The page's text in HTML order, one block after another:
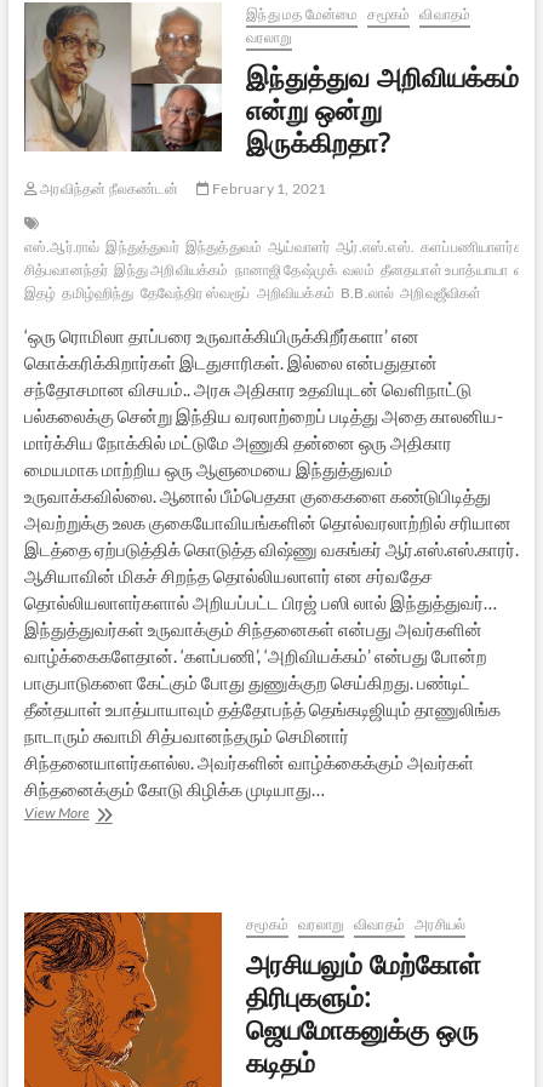
இந்து மத மேன்மை சமூகம்
விவாதம்
வரலாறு
இந்துத்துவ அறிவியக்கம்
என்று ஒன்று
இருக்கிறதா?
அரவிந்தன் நீலகண்டன் February 1, 2021
எஸ்.ஆர்.ராவ் இந்துத்துவர் இந்துத்துவம் ஆய்வாளர் ஆர்.எஸ்.எஸ். களப்பணியாளர்கள்
சித்பவானந்தர் இந்து அறிவியக்கம் நானாஜி தேஷ்முக் வலம் தீனதயாள் உபாத்யாயா
இதழ் தமிழ்ஹிந்து தேவேந்திர ஸ்வரூப் அறிவியக்கம் B.B.லால் அறிவுஜீவிகள்
‘ஒரு ரொமிலா தாப்பரை உருவாக்கியிருக்கிறீர்களா’ என
கொக்கரிக்கிறார்கள் இடதுசாரிகள். இல்லை என்பதுதான்
சந்தோசமான விசயம்.. அரசு அதிகார உதவியுடன் வெளிநாட்டு
பல்கலைக்கு சென்று இந்திய வரலாற்றைப் படித்து அதை காலனிய-
மார்க்சிய நோக்கில் மட்டுமே அணுகி தன்னை ஒரு அதிகார
மையமாக மாற்றிய ஒரு ஆளுமையை இந்துத்துவம்
உருவாக்கவில்லை. ஆனால் பீம்பெதகா குகைகளை கண்டுபிடித்து
அவற்றுக்கு உலக குகையோவியங்களின் தொல்வரலாற்றில் சரியான
இடத்தை ஏற்படுத்திக் கொடுத்த விஷ்ணு வகங்கர் ஆர்.எஸ்.எஸ்.காரர்.
ஆசியாவின் மிகச் சிறந்த தொல்லியலாளர் என சர்வதேச
தொல்லியலாளர்களால் அறியப்பட்ட பிரஜ் பஸி லால் இந்துத்துவர்…
இந்துத்துவர்கள் உருவாக்கும் சிந்தனைகள் என்பது அவர்களின்
வாழ்க்கைகளேதான். ‘களப்பணி’, ‘அறிவியக்கம்’ என்பது போன்ற
பாகுபாடுகளை கேட்கும் போது துணுக்குற செய்கிறது. பண்டிட்
தீன்தயாள் உபாத்யாயாவும் தத்தோபந்த் தெங்கடிஜியும் தாணுலிங்க
நாடாரும் சுவாமி சித்பவானந்தரும் செமினார்
சிந்தனையாளர்களல்ல. அவர்களின் வாழ்க்கைக்கும் அவர்கள்
சிந்தனைக்கும் கோடு கிழிக்க முடியாது…
View Moreஇந்துத்துவ
சமூகம்
வரலாறு விவாதம் அரசியல்
அரசியலும் மேற்கோள்
திரிபுகளும்:
ஜெயமோகனுக்கு ஒரு
கடிதம்